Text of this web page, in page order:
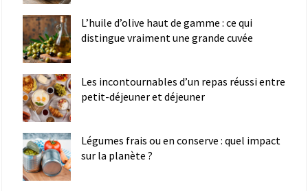
L’huile d’olive haut de gamme : ce qui
distingue vraiment une grande cuvée
Les incontournables d’un repas réussi entre
petit-déjeuner et déjeuner
Légumes frais ou en conserve : quel impact
sur la planète ?